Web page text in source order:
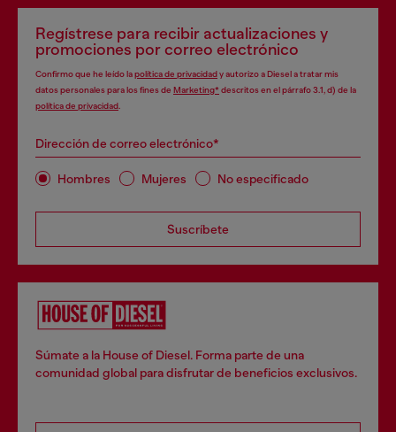
Regístrese para recibir actualizaciones y
promociones por correo electrónico
Confirmo que he leído lapolítica de privacidady autorizo a Diesel a tratar mis
datos personales para los fines de Marketing*descritos en el párrafo 3.1, d) de la
política de privacidad
Dirección de correo electrónico*
Hombres Mujeres No especificado
Suscríbete
Súmate a la House of Diesel. Forma parte de una
comunidad global para disfrutar de beneficios exclusivos.